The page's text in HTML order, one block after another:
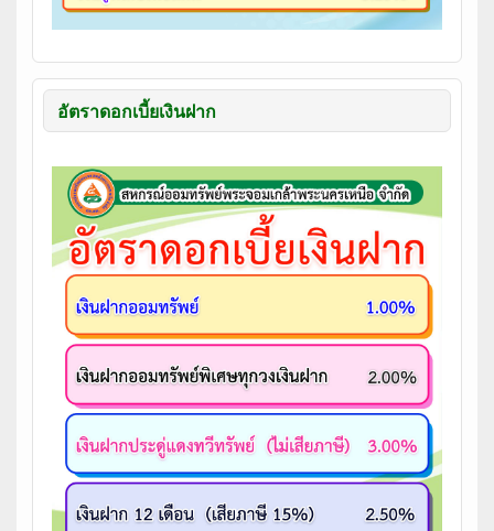
อัตราดอกเบี้ยเงินฝาก